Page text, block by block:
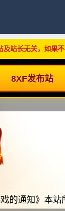
站长无关，如果不